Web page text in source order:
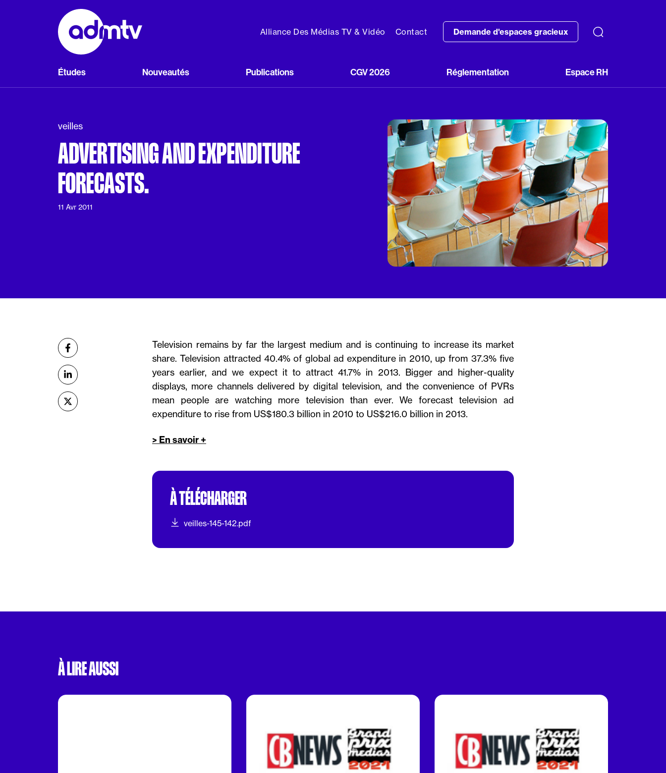
Aller au contenu principal
Alliance Des Médias TV & Vidéo Contact Demande d'espaces gracieux
Études Nouveautés Publications CGV 2026 Réglementation Espace RH
veilles
ADVERTISING AND EXPENDITURE
FORECASTS.
11 Avr 2011
Partager
sur Facebook
sur Linkedin
sur X (Twitter)
Television remains by far the largest medium and is continuing to increase its market
share. Television attracted 40.4% of global ad expenditure in 2010, up from 37.3% five
years earlier, and we expect it to attract 41.7% in 2013. Bigger and higher-quality
displays, more channels delivered by digital television, and the convenience of PVRs
mean people are watching more television than ever. We forecast television ad
expenditure to rise from US$180.3 billion in 2010 to US$216.0 billion in 2013.
> En savoir +
À TÉLÉCHARGER
veilles-145-142.pdf
À LIRE AUSSI